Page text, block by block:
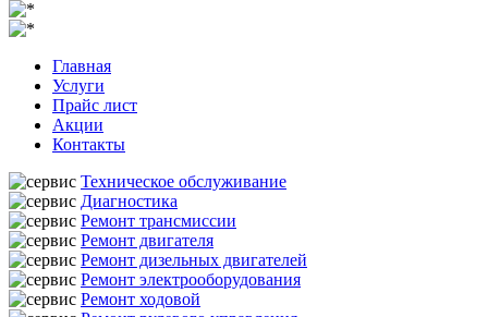
Главная
Услуги
Прайс лист
Акции
Контакты
Техническое обслуживание
Диагностика
Ремонт трансмиссии
Ремонт двигателя
Ремонт дизельных двигателей
Ремонт электрооборудования
Ремонт ходовой